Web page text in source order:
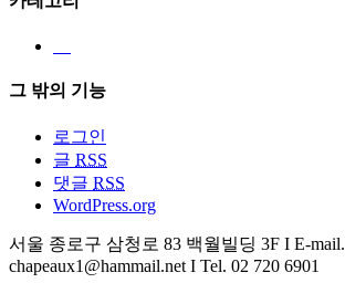
그 밖의 기능
로그인
글 RSS
댓글 RSS
WordPress.org
서울 종로구 삼청로 83 백월빌딩 3F I E-mail.
chapeaux1@hammail.net I Tel. 02 720 6901